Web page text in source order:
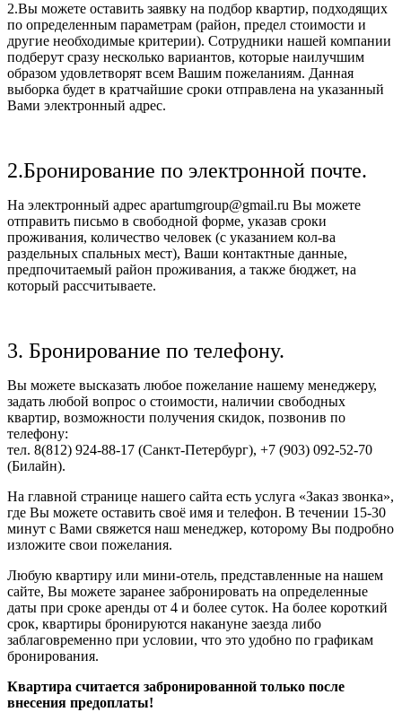
2.Вы можете оставить заявку на подбор квартир, подходящих
по определенным параметрам (район, предел стоимости и
другие необходимые критерии). Сотрудники нашей компании
подберут сразу несколько вариантов, которые наилучшим
образом удовлетворят всем Вашим пожеланиям. Данная
выборка будет в кратчайшие сроки отправлена на указанный
Вами электронный адрес.
2.Бронирование по электронной почте.
На электронный адрес apartumgroup@gmail.ru Вы можете
отправить письмо в свободной форме, указав сроки
проживания, количество человек (с указанием кол-ва
раздельных спальных мест), Ваши контактные данные,
предпочитаемый район проживания, а также бюджет, на
который рассчитываете.
3. Бронирование по телефону.
Вы можете высказать любое пожелание нашему менеджеру,
задать любой вопрос о стоимости, наличии свободных
квартир, возможности получения скидок, позвонив по
телефону:
тел. 8(812) 924-88-17 (Санкт-Петербург), +7 (903) 092-52-70
(Билайн).
На главной странице нашего сайта есть услуга «Заказ звонка»,
где Вы можете оставить своё имя и телефон. В течении 15-30
минут с Вами свяжется наш менеджер, которому Вы подробно
изложите свои пожелания.
Любую квартиру или мини-отель, представленные на нашем
сайте, Вы можете заранее забронировать на определенные
даты при сроке аренды от 4 и более суток. На более короткий
срок, квартиры бронируются накануне заезда либо
заблаговременно при условии, что это удобно по графикам
бронирования.
Квартира считается забронированной только после
внесения предоплаты!